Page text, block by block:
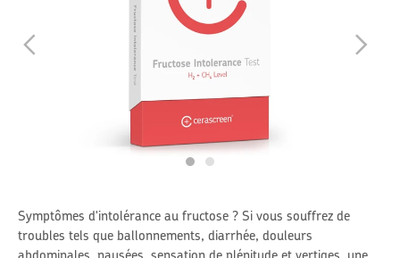
Symptômes d'intolérance au fructose ? Si vous souffrez de
troubles tels que ballonnements, diarrhée, douleurs